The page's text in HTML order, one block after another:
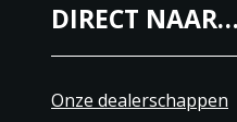
DIRECT NAAR…
Onze dealerschappen